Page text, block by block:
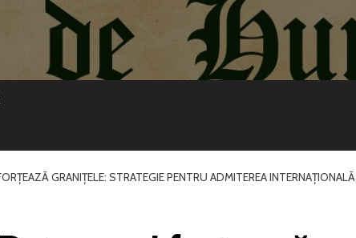
GRANIȚELE: STRATEGIE PENTRU ADMITEREA INTERNAȚIONALĂ